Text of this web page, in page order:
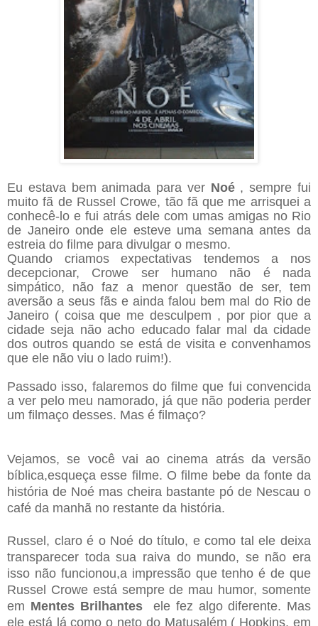
Eu estava bem animada para ver Noé , sempre fui
muito fã de Russel Crowe, tão fã que me arrisquei a
conhecê-lo e fui atrás dele com umas amigas no Rio
de Janeiro onde ele esteve uma semana antes da
estreia do filme para divulgar o mesmo.
Quando criamos expectativas tendemos a nos
decepcionar, Crowe ser humano não é nada
simpático, não faz a menor questão de ser, tem
aversão a seus fãs e ainda falou bem mal do Rio de
Janeiro ( coisa que me desculpem , por pior que a
cidade seja não acho educado falar mal da cidade
dos outros quando se está de visita e convenhamos
que ele não viu o lado ruim!).
Passado isso, falaremos do filme que fui convencida
a ver pelo meu namorado, já que não poderia perder
um filmaço desses. Mas é filmaço?
Vejamos, se você vai ao cinema atrás da versão
bíblica,esqueça esse filme. O filme bebe da fonte da
história de Noé mas cheira bastante pó de Nescau o
café da manhã no restante da história.
Russel, claro é o Noé do título, e como tal ele deixa
transparecer toda sua raiva do mundo, se não era
isso não funcionou,a impressão que tenho é de que
Russel Crowe está sempre de mau humor, somente
em Mentes Brilhantes
ele fez algo diferente. Mas
ele está lá como o neto do Matusalém ( Hopkins, em